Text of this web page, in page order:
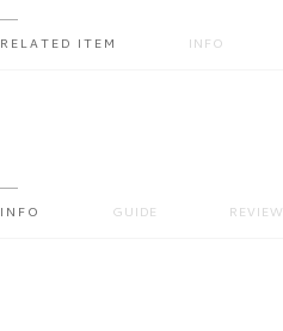
RELATED ITEM INFO
INFO GUIDE REVIEW